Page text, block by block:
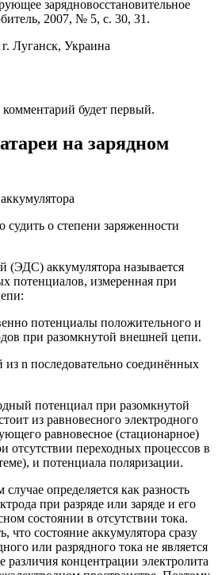
зарядновосстановительное
2007, № 5, с. 30, 31.
Луганск, Украина
будет первый.
на зарядном
о степени заряженности
(ЭДС) аккумулятора называется
потенциалов, измеренная при
потенциалы положительного и
при разомкнутой внешней цепи.
n последовательно соединённых
потенциал при разомкнутой
из равновесного электродного
равновесное (стационарное)
отсутствии переходных процессов в
и потенциала поляризации.
определяется как разность
при разряде или заряде и его
состоянии в отсутствии тока.
что состояние аккумулятора сразу
или разрядного тока не является
различия концентрации электролита